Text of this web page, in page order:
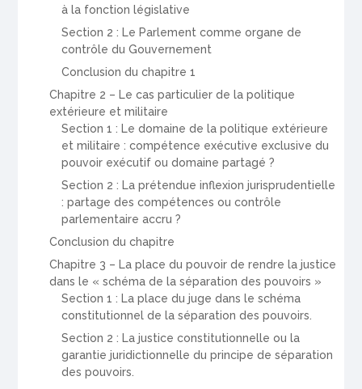
à la fonction législative
Section 2 : Le Parlement comme organe de
contrôle du Gouvernement
Conclusion du chapitre 1
Chapitre 2 – Le cas particulier de la politique
extérieure et militaire
Section 1 : Le domaine de la politique extérieure
et militaire : compétence exécutive exclusive du
pouvoir exécutif ou domaine partagé ?
Section 2 : La prétendue inflexion jurisprudentielle
: partage des compétences ou contrôle
parlementaire accru ?
Conclusion du chapitre
Chapitre 3 – La place du pouvoir de rendre la justice
dans le « schéma de la séparation des pouvoirs »
Section 1 : La place du juge dans le schéma
constitutionnel de la séparation des pouvoirs.
Section 2 : La justice constitutionnelle ou la
garantie juridictionnelle du principe de séparation
des pouvoirs.